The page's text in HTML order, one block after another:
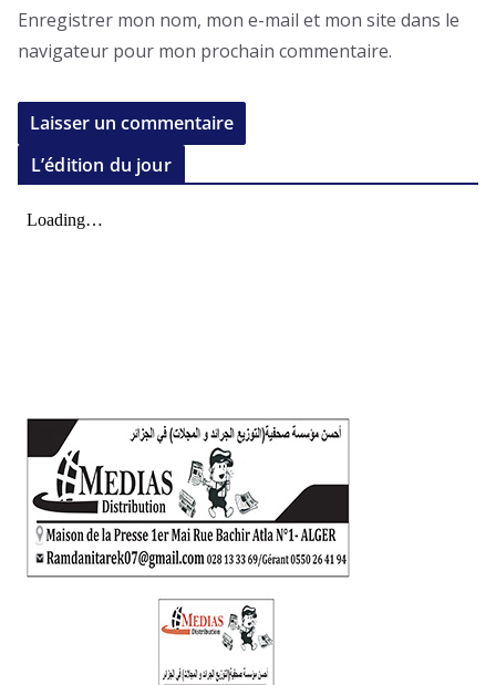
Enregistrer mon nom, mon e-mail et mon site dans le
navigateur pour mon prochain commentaire.
L’édition du jour